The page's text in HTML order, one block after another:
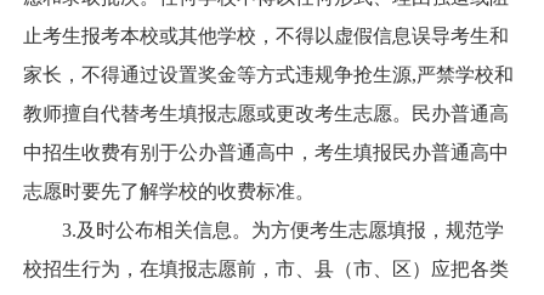
止考生报考本校或其他学校，不得以虚假信息误导考生和
家长，不得通过设置奖金等方式违规争抢生源,严禁学校和
教师擅自代替考生填报志愿或更改考生志愿。民办普通高
中招生收费有别于公办普通高中，考生填报民办普通高中
志愿时要先了解学校的收费标准。
3.及时公布相关信息。为方便考生志愿填报，规范学
校招生行为，在填报志愿前，市、县（市、区）应把各类